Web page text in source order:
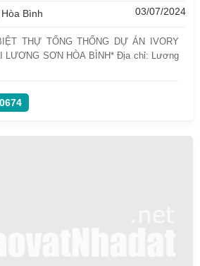
Bình 03/07/2024
THỰ TỔNG THỐNG DỰ ÁN IVORY
LƯƠNG SƠN HÒA BÌNH* Địa chỉ: Lương